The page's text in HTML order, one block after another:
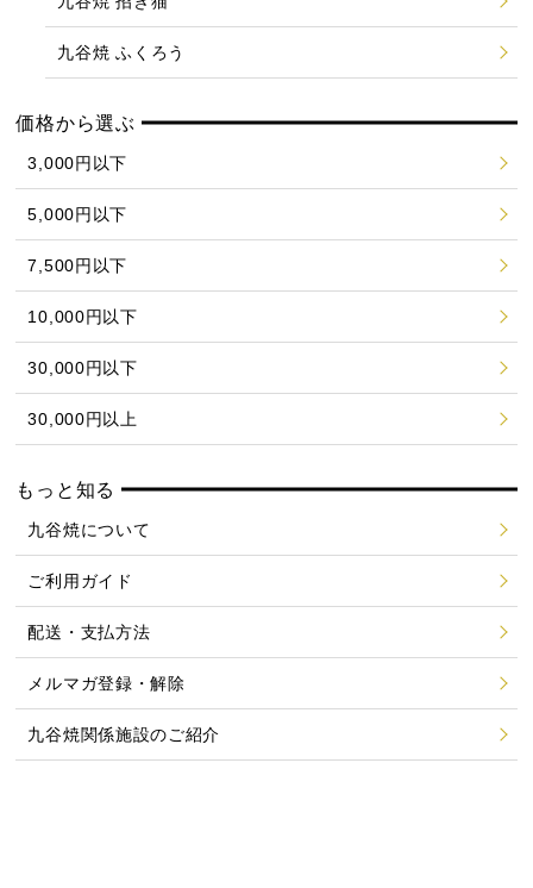
九谷焼 ふくろう
価格から選ぶ
3,000円以下
5,000円以下
7,500円以下
10,000円以下
30,000円以下
30,000円以上
もっと知る
九谷焼について
ご利用ガイド
配送・支払方法
メルマガ登録・解除
九谷焼関係施設のご紹介